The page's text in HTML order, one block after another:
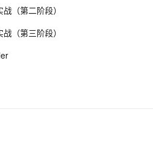
08｜v0.11：MQTT 5.0 +
（第二阶段）
（第三阶段）